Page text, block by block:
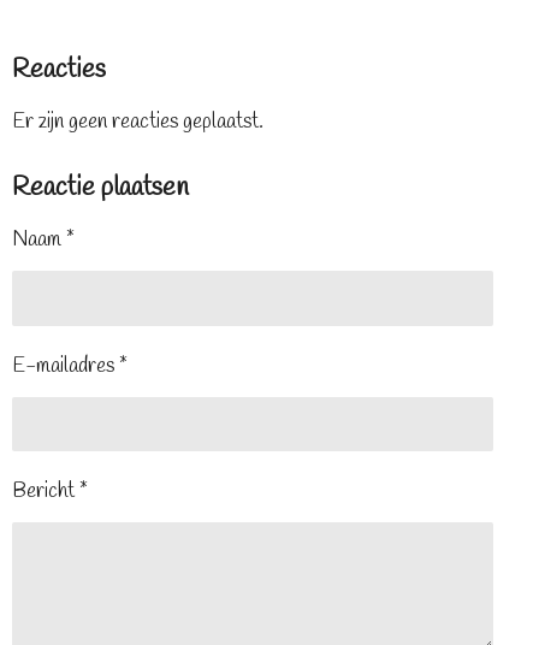
Reacties
Er zijn geen reacties geplaatst.
Reactie plaatsen
Naam *
E-mailadres *
Bericht *